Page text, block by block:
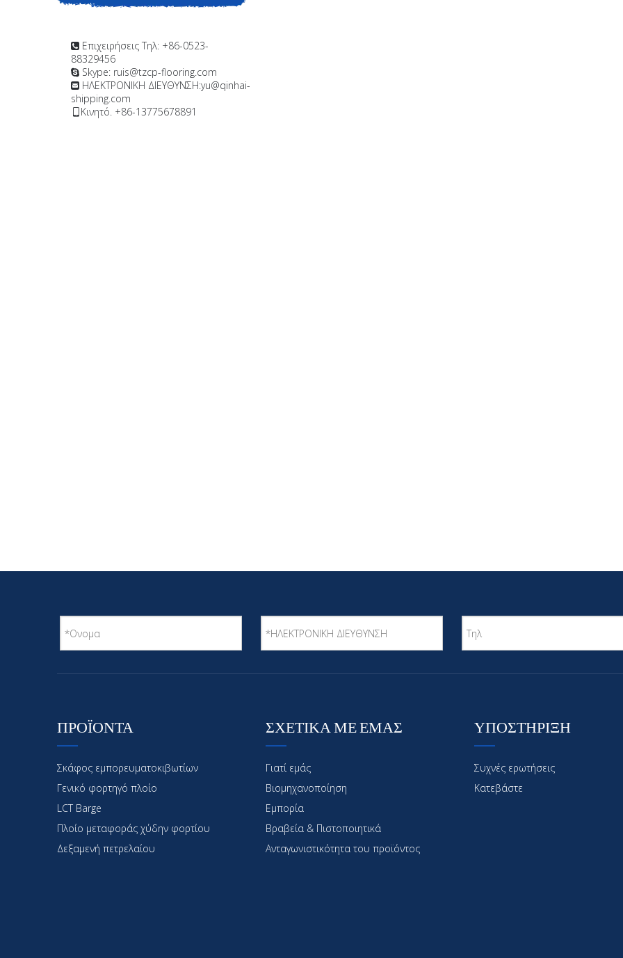
ΜΑΣ
 Επιχειρήσεις Τηλ: +86-0523-
88329456
 Skype: ruis@tzcp-flooring.com
 ΗΛΕΚΤΡΟΝΙΚΗ ΔΙΕΥΘΥΝΣΗ:yu@qinhai-
shipping.com
Κινητό. +86-13775678891
ΠΡΟΪΟΝΤΑ
Σκάφος εμπορευματοκιβωτίων
Γενικό φορτηγό πλοίο
LCT Barge
Πλοίο μεταφοράς χύδην φορτίου
Δεξαμενή πετρελαίου
ΣΧΕΤΙΚΑ ΜΕ ΕΜΑΣ
Γιατί εμάς
Βιομηχανοποίηση
Εμπορία
Βραβεία & Πιστοποιητικά
Ανταγωνιστικότητα του προϊόντος
ΥΠΟΣΤΗΡΙΞΗ
Συχνές ερωτήσεις
Κατεβάστε